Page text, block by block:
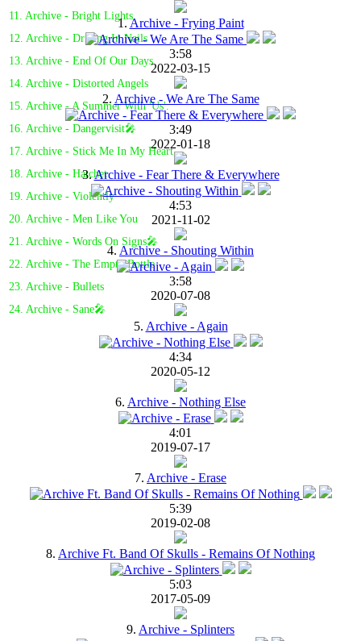
11. Archive - Bright Lights
12. Archive - Driving In Nails
13. Archive - End Of Our Days
14. Archive - Distorted Angels
15. Archive - A Summer With 'Us'.
16. Archive - Dangervisit🎤
17. Archive - Stick Me In My Heart
18. Archive - Hatchet
19. Archive - Violently
20. Archive - Men Like You
21. Archive - Words On Signs🎤
22. Archive - The Empty Bottle
23. Archive - Bullets
24. Archive - Sane🎤
1.Archive - Frying Paint
3:58
2022-03-15
2. Archive - We Are The Same
3:49
2022-01-18
3.Archive - Fear There & Everywhere
4:53
2021-11-02
4. Archive - Shouting Within
3:58
2020-07-08
5. Archive - Again
4:34
2020-05-12
6. Archive - Nothing Else
4:01
2019-07-17
7. Archive - Erase
5:39
2019-02-08
8. Archive Ft. Band Of Skulls - Remains Of Nothing
5:03
2017-05-09
9. Archive - Splinters